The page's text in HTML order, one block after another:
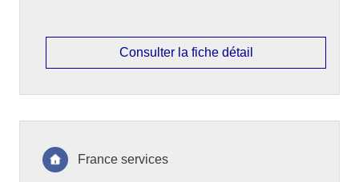
Consulter la fiche détail
France services